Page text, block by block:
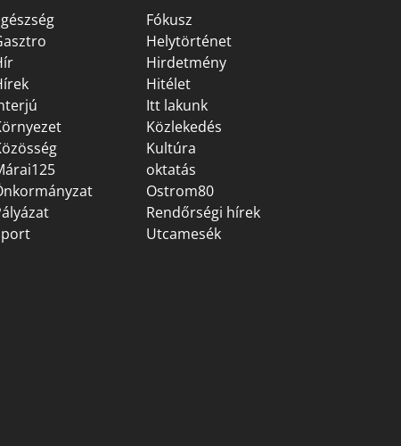
Fókusz
Helytörténet
Hirdetmény
Hitélet
Itt lakunk
Közlekedés
Kultúra
oktatás
Ostrom80
Rendőrségi hírek
Utcamesék